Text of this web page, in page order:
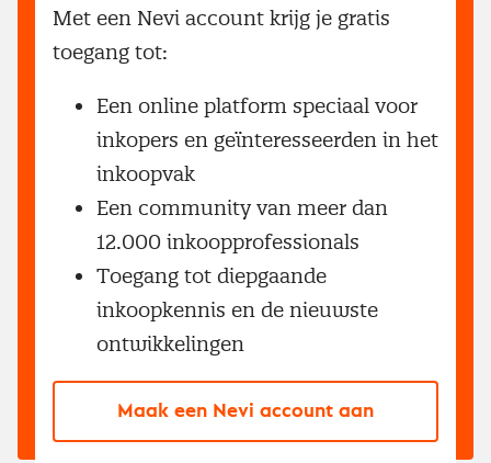
Met een Nevi account krijg je gratis
toegang tot:
Een online platform speciaal voor
inkopers en geïnteresseerden in het
inkoopvak
Een community van meer dan
12.000 inkoopprofessionals
Toegang tot diepgaande
inkoopkennis en de nieuwste
ontwikkelingen
Maak een Nevi account aan